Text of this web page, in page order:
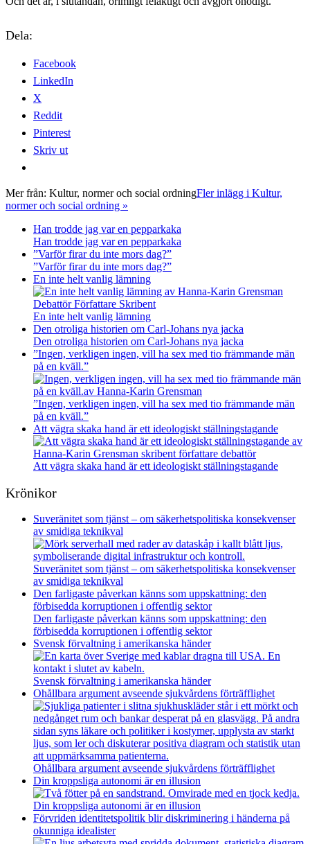
Dela:
Facebook
LinkedIn
X
Reddit
Pinterest
Skriv ut
Mer från: Kultur, normer och social ordningFler inlägg i Kultur,
normer och social ordning »
Han trodde jag var en pepparkaka
Han trodde jag var en pepparkaka
”Varför firar du inte mors dag?”
”Varför firar du inte mors dag?”
En inte helt vanlig lämning
En inte helt vanlig lämning
Den otroliga historien om Carl-Johans nya jacka
Den otroliga historien om Carl-Johans nya jacka
”Ingen, verkligen ingen, vill ha sex med tio främmande män
på en kväll.”
”Ingen, verkligen ingen, vill ha sex med tio främmande män
på en kväll.”
Att vägra skaka hand är ett ideologiskt ställningstagande
Att vägra skaka hand är ett ideologiskt ställningstagande
Krönikor
Suveränitet som tjänst – om säkerhetspolitiska konsekvenser
av smidiga teknikval
Suveränitet som tjänst – om säkerhetspolitiska konsekvenser
av smidiga teknikval
Den farligaste påverkan känns som uppskattning: den
förbisedda korruptionen i offentlig sektor
Den farligaste påverkan känns som uppskattning: den
förbisedda korruptionen i offentlig sektor
Svensk förvaltning i amerikanska händer
Svensk förvaltning i amerikanska händer
Ohållbara argument avseende sjukvårdens förträfflighet
Ohållbara argument avseende sjukvårdens förträfflighet
Din kroppsliga autonomi är en illusion
Din kroppsliga autonomi är en illusion
Förvriden identitetspolitik blir diskriminering i händerna på
okunniga idealister